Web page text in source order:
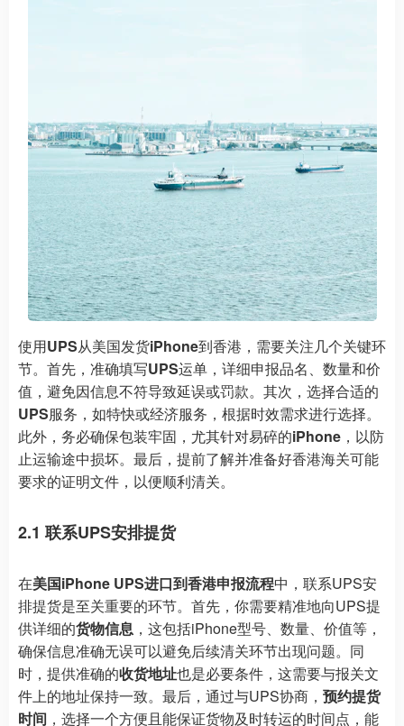
使用UPS从美国发货iPhone到香港，需要关注几个关键环
节。首先，准确填写UPS运单，详细申报品名、数量和价
值，避免因信息不符导致延误或罚款。其次，选择合适的
UPS服务，如特快或经济服务，根据时效需求进行选择。
此外，务必确保包装牢固，尤其针对易碎的iPhone ，以防
止运输途中损坏。最后，提前了解并准备好香港海关可能
要求的证明文件，以便顺利清关。
2.1 联系UPS安排提货
在美国iPhone UPS进口到香港申报流程中，联系UPS安
排提货是至关重要的环节。首先，你需要精准地向UPS提
供详细的货物信息 ，这包括iPhone型号、数量、价值等，
确保信息准确无误可以避免后续清关环节出现问题。同
时，提供准确的收货地址也是必要条件，这需要与报关文
件上的地址保持一致。最后，通过与UPS协商， 预约提货
时间 ，选择一个方便且能保证货物及时转运的时间点，能